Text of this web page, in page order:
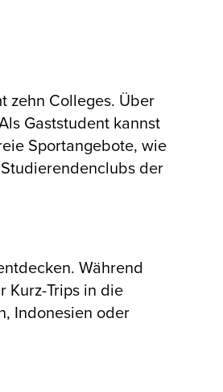
zehn Colleges. Über
Gaststudent kannst
Sportangebote, wie
der
Während
Kurz-Trips in die
Indonesien oder